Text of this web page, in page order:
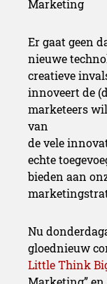
Er gaat geen
nieuwe
creatieve
innoveert de
marketeers
van
de vele
echte
bieden aan
Nu
gloednieuw
Little Think